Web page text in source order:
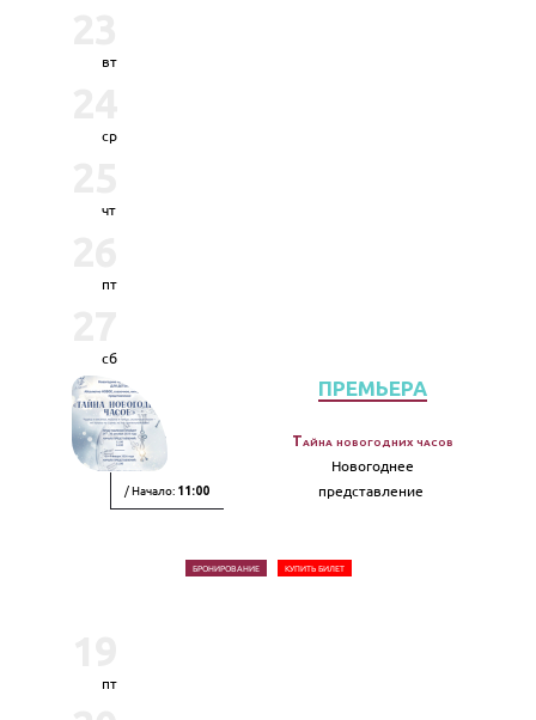
вт
ср
чт
пт
сб
/ Начало: 11:00
ПРЕМЬЕРА
Тайна новогодних часов
Новогоднее
представление
БРОНИРОВАНИЕ КУПИТЬ БИЛЕТ
пт